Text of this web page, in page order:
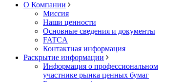
О Компании
Миссия
Наши ценности
Основные сведения и документы
FATCA
Контактная информация
Раскрытие информации
Информация о профессиональном
участнике рынка ценных бумаг